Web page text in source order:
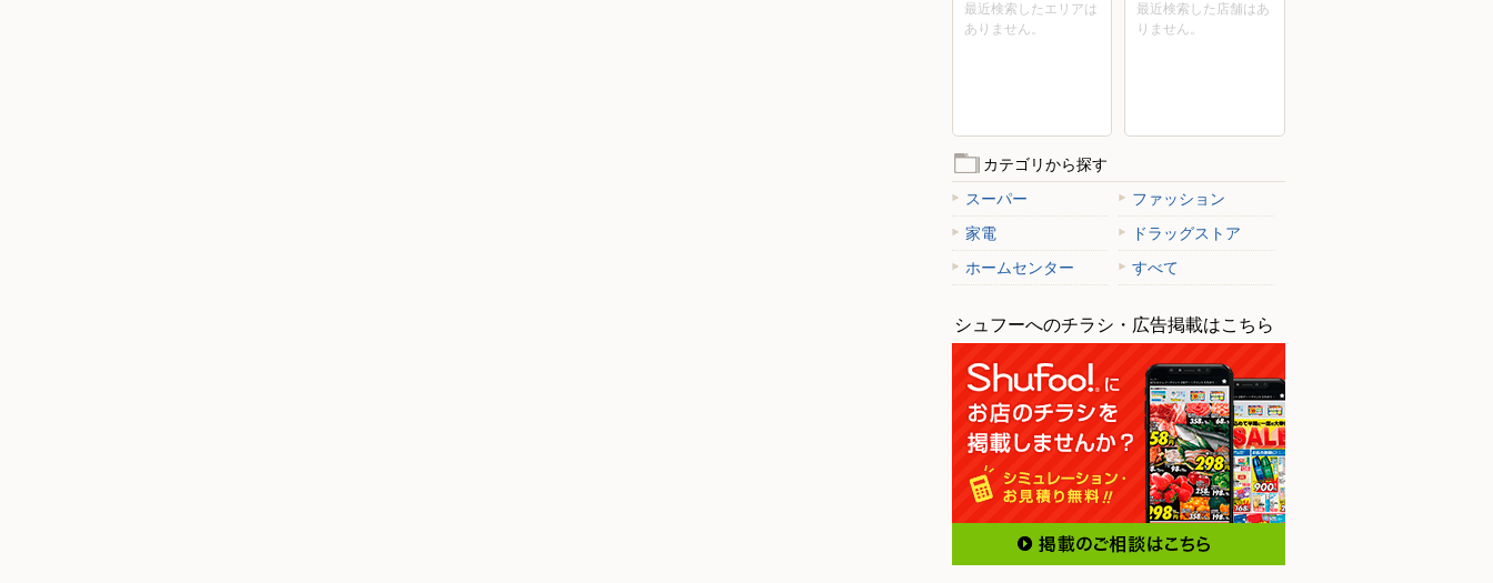
最近検索したエリアは
ありません。
最近検索した店舗はあ
りません。
カテゴリから探す
スーパー
ファッション
家電
ドラッグストア
ホームセンター
すべて
シュフーへのチラシ・広告掲載はこちら